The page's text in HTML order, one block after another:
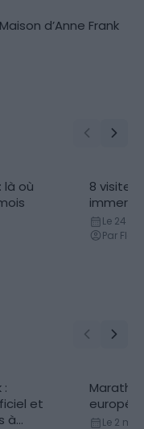
d’Anne Frank
où
8 visites
Le 24
Par
:
et
à
Le 2